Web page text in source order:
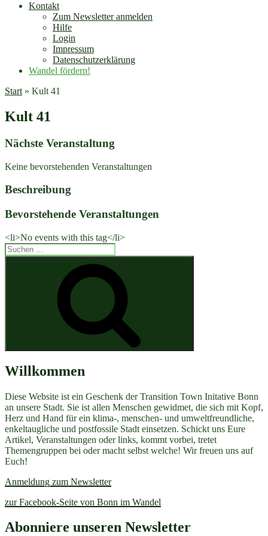
Kontakt
Zum Newsletter anmelden
Hilfe
Login
Impressum
Datenschutzerklärung
Wandel fördern!
Start » Kult 41
Kult 41
Nächste Veranstaltung
Keine bevorstehenden Veranstaltungen
Beschreibung
Bevorstehende Veranstaltungen
<li>No events with this tag</li>
Suchen
nach:
Willkommen
Diese Website ist ein Geschenk der Transition Town Initative Bonn
an unsere Stadt. Sie ist allen Menschen gewidmet, die sich mit Kopf,
Herz und Hand für ein klima-, menschen- und umweltfreundliche,
enkeltaugliche und postfossile Stadt einsetzen. Schickt uns Eure
Artikel, Veranstaltungen oder links, kommt vorbei, tretet
Themengruppen bei oder macht selbst welche! Wir freuen uns auf
Euch!
Anmeldung zum Newsletter
zur Facebook-Seite von Bonn im Wandel
Abonniere unseren Newsletter